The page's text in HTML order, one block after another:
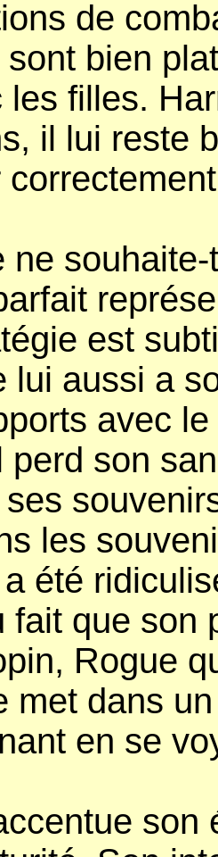
de
bien
les filles.
il lui reste
ne
est
lui aussi a
avec
perd son
les
été
fait que son
Rogue
met dans
en se
son